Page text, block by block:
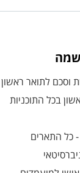
וסכם לתואר ראשון
בכל התוכניות
- כל התארים